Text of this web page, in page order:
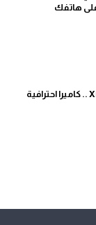
مراجعة الهاتف Xiaomi 17T Pro .. كاميرا احترافية